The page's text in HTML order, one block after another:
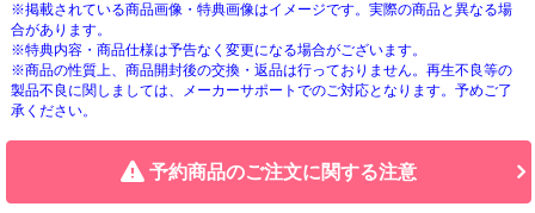
※掲載されている商品画像・特典画像はイメージです。実際の商品と異なる場
合があります。
※特典内容・商品仕様は予告なく変更になる場合がございます。
※商品の性質上、商品開封後の交換・返品は行っておりません。再生不良等の
製品不良に関しましては、メーカーサポートでのご対応となります。予めご了
承ください。
予約商品のご注文に関する注意